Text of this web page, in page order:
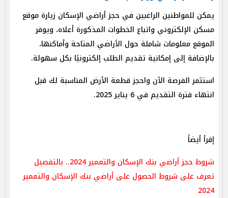
يمكن للمواطنين الراغبين في حجز أراضي الإسكان زيارة موقع
مسكن الإلكتروني واتباع الخطوات المذكورة أعلاه، ويوفر
الموقع معلومات شاملة حول الأراضي المتاحة وأماكنها،
بالإضافة إلى إمكانية تقديم الطلب إلكترونيًا بكل سهولة.
استثمر الفرصة الآن واحجز قطعة الأرض المناسبة لك قبل
انتهاء فترة التقديم في 6 يناير 2025.
إقرأ أيضاً
شروط حجز أراضي بنك الإسكان والتعمير 2024.. بالتفصيل
تعرف على شروط الحصول على أراضي بنك الإسكان والتعمير
2024